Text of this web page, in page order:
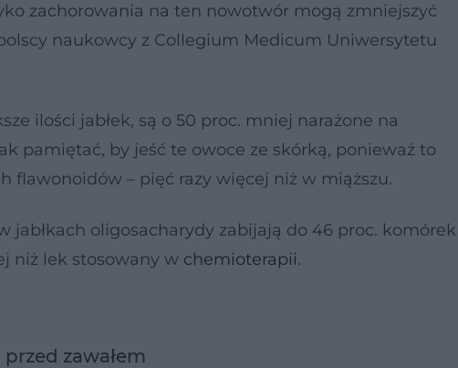
zachorowania na ten nowotwór mogą zmniejszyć
naukowcy z Collegium Medicum Uniwersytetu
ilości jabłek, są o 50 proc. mniej narażone na
pamiętać, by jeść te owoce ze skórką, ponieważ to
flawonoidów – pięć razy więcej niż w miąższu.
jabłkach oligosacharydy zabijają do 46 proc. komórek
niż lek stosowany w chemioterapii.
zawałem